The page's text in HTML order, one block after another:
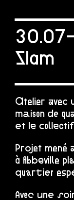
Slam
Atelier avec
maison de
et le
Projet mené
à Abbeville
quartier
Avec une